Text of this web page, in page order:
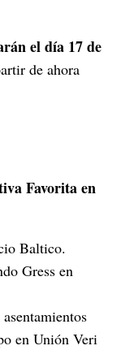
el día 17 de
de ahora
Favorita en
Baltico.
Gress en
en Unión Veri